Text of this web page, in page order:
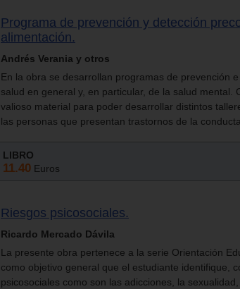
Programa de prevención y detección
alimentación.
Andrés Verania y otros
En la obra se desarrollan programas de prevención
salud en general y, en particular, de la salud mental.
valioso material para poder desarrollar distintos
las personas que presentan trastornos de la
LIBRO
11.40 Euros
Riesgos psicosociales.
Ricardo Mercado Dávila
La presente obra pertenece a la serie Orientación
como objetivo general que el estudiante identifique,
psicosociales como son las adicciones, la